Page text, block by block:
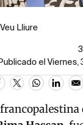
Lliure
Publicado el